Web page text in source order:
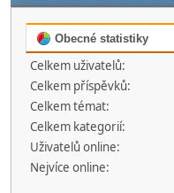
Obecné statistiky
Celkem uživatelů:
Celkem příspěvků:
Celkem témat:
Celkem kategorií:
Uživatelů online:
Nejvíce online: